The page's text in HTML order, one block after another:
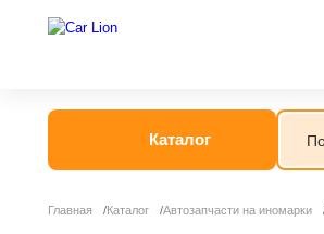
Каталог
Главная Каталог Автозапчасти на иномарки